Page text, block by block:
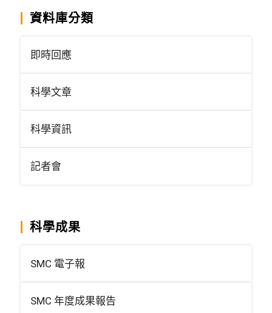
資料庫分類
即時回應
科學文章
科學資訊
記者會
科學成果
SMC 電子報
SMC 年度成果報告